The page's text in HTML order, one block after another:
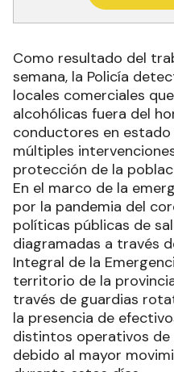
Como resultado del
semana, la Policía
locales comerciales
alcohólicas fuera del
conductores en
múltiples
protección de la
En el marco de la
por la pandemia del
políticas públicas de
diagramadas a través
Integral de la
territorio de la
través de guardias
la presencia de
distintos operativos
debido al mayor